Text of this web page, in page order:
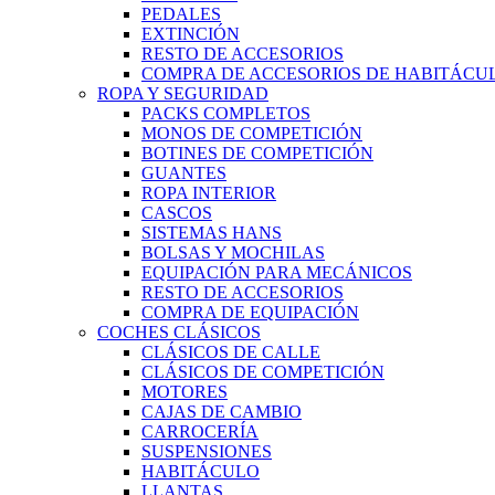
PEDALES
EXTINCIÓN
RESTO DE ACCESORIOS
COMPRA DE ACCESORIOS DE
ROPA Y SEGURIDAD
PACKS COMPLETOS
MONOS DE COMPETICIÓN
BOTINES DE COMPETICIÓN
GUANTES
ROPA INTERIOR
CASCOS
SISTEMAS HANS
BOLSAS Y MOCHILAS
EQUIPACIÓN PARA MECÁNICOS
RESTO DE ACCESORIOS
COMPRA DE EQUIPACIÓN
COCHES CLÁSICOS
CLÁSICOS DE CALLE
CLÁSICOS DE COMPETICIÓN
MOTORES
CAJAS DE CAMBIO
CARROCERÍA
SUSPENSIONES
HABITÁCULO
LLANTAS